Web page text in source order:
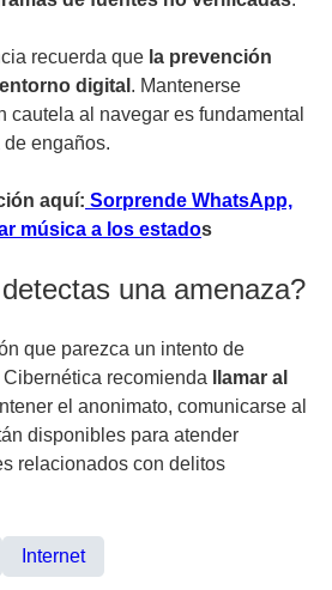
recuerda que la prevención
digital . Mantenerse
cautela al navegar es fundamental
engaños.
aquí: Sorprende WhatsApp,
música a los estados
una amenaza?
que parezca un intento de
recomienda
llamar al
el anonimato, comunicarse al
disponibles para atender
relacionados con delitos
Internet